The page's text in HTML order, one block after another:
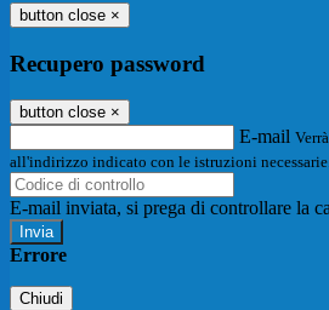
button close ×
Recupero password
button close ×
E-mail
all'indirizzo indicato con le istruzioni
E-mail inviata, si prega di controllare la
Errore
Chiudi